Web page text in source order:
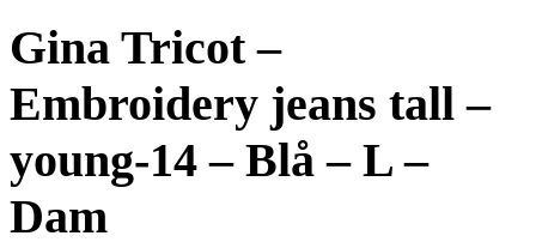
Gina Tricot –
Embroidery jeans tall –
young-14 – Blå – L –
Dam